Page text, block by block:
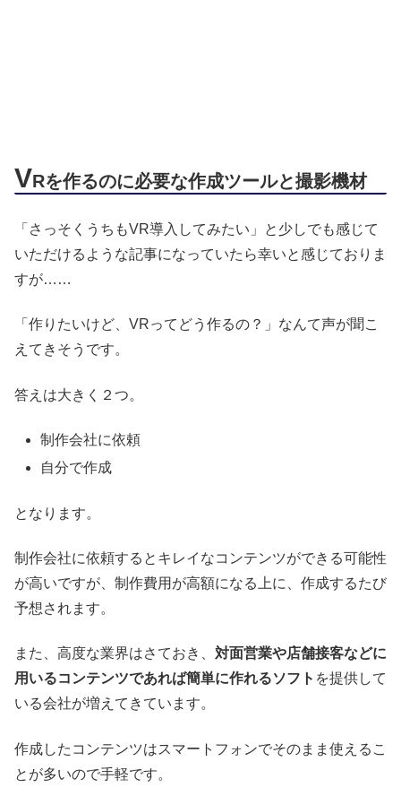
VRを作るのに必要な作成ツールと撮影機材
「さっそくうちもVR導入してみたい」と少しでも感じて
いただけるような記事になっていたら幸いと感じておりま
すが……
「作りたいけど、VRってどう作るの？」なんて声が聞こ
えてきそうです。
答えは大きく２つ。
制作会社に依頼
自分で作成
となります。
制作会社に依頼するとキレイなコンテンツができる可能性
が高いですが、制作費用が高額になる上に、作成するたび
予想されます。
また、高度な業界はさておき、 対面営業や店舗接客などに
用いるコンテンツであれば簡単に作れるソフト を提供して
いる会社が増えてきています。
作成したコンテンツはスマートフォンでそのまま使えるこ
とが多いので手軽です。